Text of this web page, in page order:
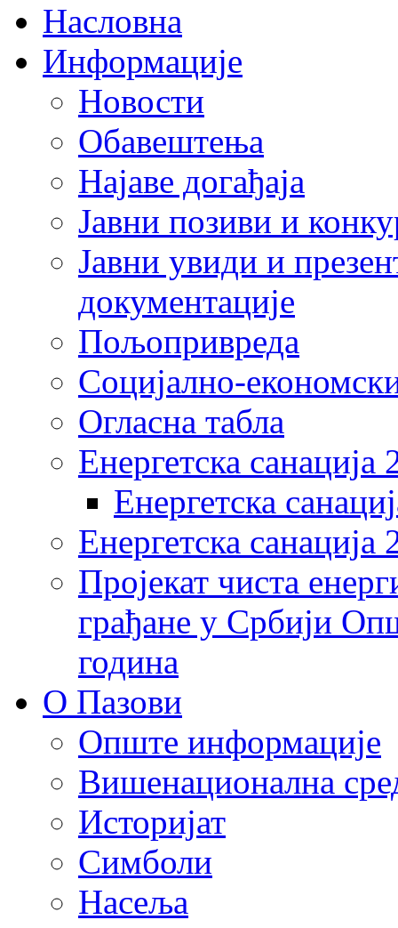
Насловна
Информације
Новости
Обавештења
Најаве догађаја
Јавни позиви и
Јавни увиди и
документације
Пољопривреда
Социјално-
Огласна табла
Енергетска санација
Енергетска
Енергетска
Пројекат чиста
грађане у Србији
година
О Пазови
Опште информације
Вишенационална
Историјат
Симболи
Насеља